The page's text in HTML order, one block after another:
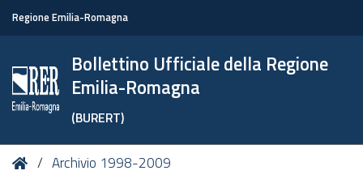
Regione Emilia-Romagna
Bollettino Ufficiale della Regione
Emilia-Romagna
(BURERT)
Tu HomeArchivio 1998-2009